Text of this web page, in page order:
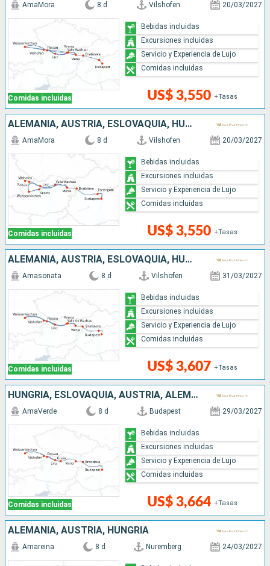
Comidas incluidas
AmaMora 8 d Vilshofen 20/03/2027
US$ 3,550 +Tasas
Bebidas incluidas
Excursiones incluidas
Servicio y Experiencia de Lujo
Comidas incluidas
ALEMANIA, AUSTRIA, ESLOVAQUIA, HUNGRÍA
Comidas incluidas
AmaMora 8 d Vilshofen 20/03/2027
US$ 3,550 +Tasas
Bebidas incluidas
Excursiones incluidas
Servicio y Experiencia de Lujo
Comidas incluidas
ALEMANIA, AUSTRIA, ESLOVAQUIA, HUNGRÍA
Comidas incluidas
Amasonata 8 d Vilshofen 31/03/2027
US$ 3,607 +Tasas
Bebidas incluidas
Excursiones incluidas
Servicio y Experiencia de Lujo
Comidas incluidas
HUNGRÍA, ESLOVAQUIA, AUSTRIA, ALEMANIA
Comidas incluidas
AmaVerde 8 d Budapest 29/03/2027
US$ 3,664 +Tasas
Bebidas incluidas
Excursiones incluidas
Servicio y Experiencia de Lujo
Comidas incluidas
ALEMANIA, AUSTRIA, HUNGRÍA
Amareina 8 d Nuremberg 24/03/2027